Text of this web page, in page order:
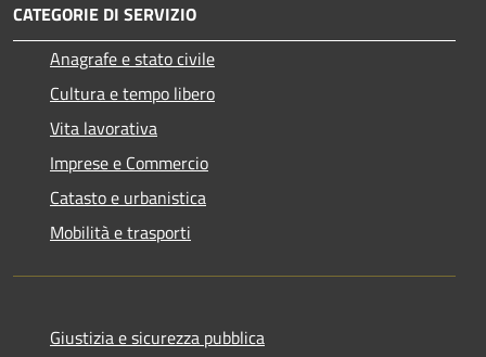
CATEGORIE DI SERVIZIO
Anagrafe e stato civile
Cultura e tempo libero
Vita lavorativa
Imprese e Commercio
Catasto e urbanistica
Mobilità e trasporti
Giustizia e sicurezza pubblica